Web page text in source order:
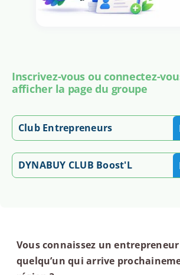
Inscrivez-vous ou connectez-
afficher la page du groupe
Club Entrepreneurs
DYNABUY CLUB Boost'L
Vous connaissez un
quelqu’un qui arrive